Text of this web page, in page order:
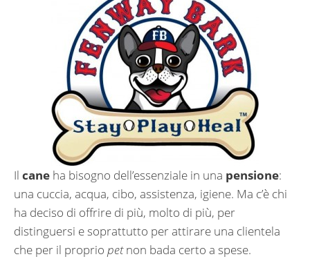
Il cane ha bisogno dell’essenziale in una pensione:
una cuccia, acqua, cibo, assistenza, igiene. Ma c’è chi
ha deciso di offrire di più, molto di più, per
distinguersi e soprattutto per attirare una clientela
che per il proprio petnon bada certo a spese.